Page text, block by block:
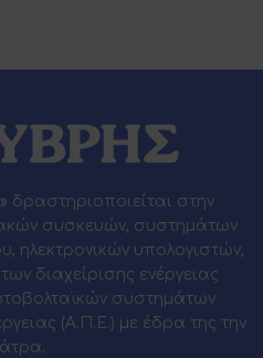
δραστηριοποιείται στην
συσκευών, συστημάτων
ηλεκτρονικών υπολογιστών,
διαχείρισης ενέργειας
συστημάτων
(Α.Π.Ε.) με έδρα της την